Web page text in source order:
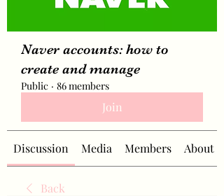
Naver accounts: how to
create and manage
Public · 86 members
Join
Discussion Media Members About
Back